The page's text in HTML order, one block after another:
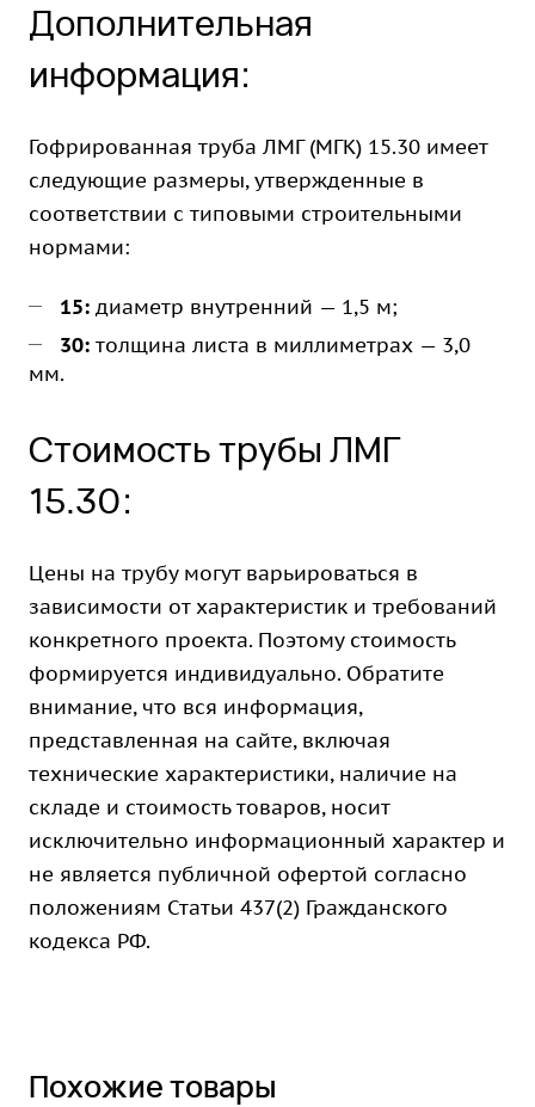
Дополнительная
информация:
Гофрированная труба ЛМГ (МГК) 15.30 имеет
следующие размеры, утвержденные в
соответствии с типовыми строительными
нормами:
15: диаметр внутренний — 1,5 м;
30: толщина листа в миллиметрах — 3,0
мм.
Стоимость трубы ЛМГ
15.30:
Цены на трубу могут варьироваться в
зависимости от характеристик и требований
конкретного проекта. Поэтому стоимость
формируется индивидуально. Обратите
внимание, что вся информация,
представленная на сайте, включая
технические характеристики, наличие на
складе и стоимость товаров, носит
исключительно информационный характер и
не является публичной офертой согласно
положениям Статьи 437(2) Гражданского
кодекса РФ.
Похожие товары